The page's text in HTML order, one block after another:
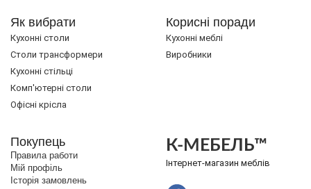
Як вибрати
Кухонні столи
Cтоли трансформери
Кухонні стільці
Комп'ютерні столи
Офісні крісла
Корисні поради
Кухонні меблі
Виробники
Покупець
Правила работи
Мій профіль
Історія замовлень
К-МЕБЕЛЬ™
Інтернет-магазин меблів